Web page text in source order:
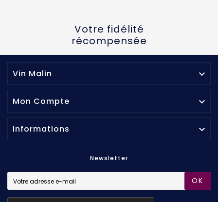
Votre fidélité
récompensée
Vin Malin 
Mon Compte 
Informations 
Newsletter
OK